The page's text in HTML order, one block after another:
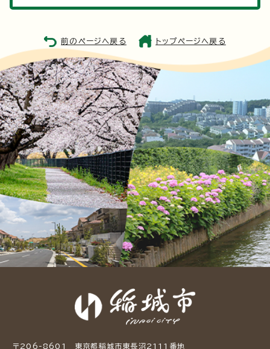
前のページへ戻る トップページへ戻る
〒206-8601 東京都稲城市東長沼2111番地